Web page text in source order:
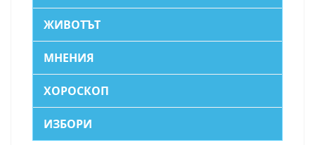
ЖИВОТЪТ
МНЕНИЯ
ХОРОСКОП
ИЗБОРИ